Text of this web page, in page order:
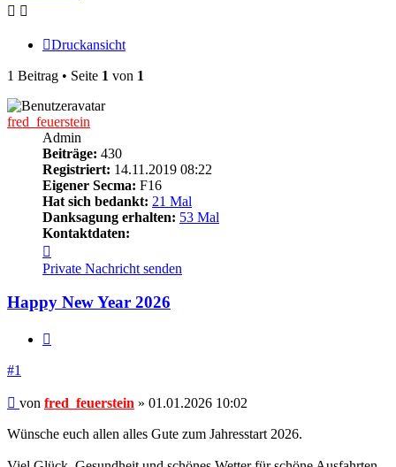
Druckansicht
1 Beitrag • Seite 1 von 1
fred_feuerstein
Admin
Beiträge: 430
Registriert: 14.11.2019 08:22
Eigener Secma: F16
Hat sich bedankt: 21 Mal
Danksagung erhalten: 53 Mal
Kontaktdaten:
von
fred_feuerstein
Private Nachricht senden
Happy New Year 2026
#1
Beitrag
von fred_feuerstein » 01.01.2026 10:02
Wünsche euch allen alles Gute zum Jahresstart 2026.